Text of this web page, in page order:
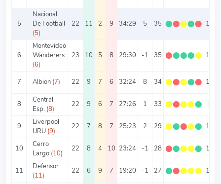
5
Nacional
De Football
(5)
22 11 2 9 34:29 5 35 ⬤⬤⬤⬤⬤ 1.59
6
Montevideo
Wanderers
(6)
23 10 5 8 29:30 -1 35 ⬤⬤⬤⬤⬤ 1.52
7 Albion (7) 22 9 7 6 32:24 8 34 ⬤⬤⬤⬤⬤ 1.55
8
Central
Esp. (8)
22 9 6 7 27:26 1 33 ⬤⬤⬤⬤⬤ 1.5
9
Liverpool
URU (9)
22 7 8 7 25:23 2 29 ⬤⬤⬤⬤⬤ 1.32
10
Cerro
Largo (10)
22 8 4 10 23:24 -1 28 ⬤⬤⬤⬤⬤ 1.27
11
Defensor
(11)
22 6 9 7 19:20 -1 27 ⬤⬤⬤⬤⬤ 1.23